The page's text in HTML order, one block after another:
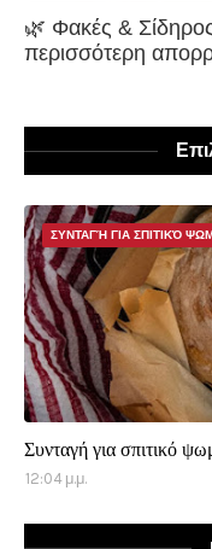
🌿 Φακές &
περισσότερη
ΣΥΝΤΑΓΉ ΓΙΑ ΣΠΙΤΙΚΌ
Συνταγή για σπιτικό
12:04 μ.μ.